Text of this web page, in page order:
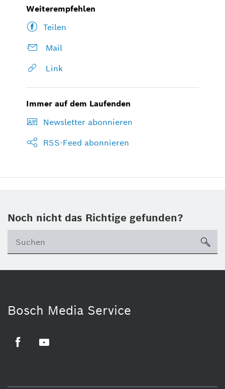
Weiterempfehlen
Teilen
Mail
Link
Immer auf dem Laufenden
Newsletter abonnieren
RSS-Feed abonnieren
Noch nicht das Richtige gefunden?
Bosch Media Service